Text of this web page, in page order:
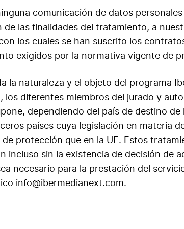
comunicación de datos
las finalidades del tratamiento, a
los cuales se han suscrito los
exigidos por la normativa vigente de
la naturaleza y el objeto del programa
los diferentes miembros del jurado y
dependiendo del país de destino de
países cuya legislación en materia
protección que en la UE. Estos
sin la existencia de decisión de
necesario para la prestación del
info@ibermedianext.com.